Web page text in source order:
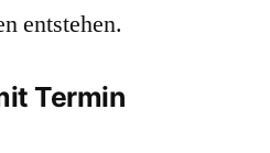
entstehen.
Termin